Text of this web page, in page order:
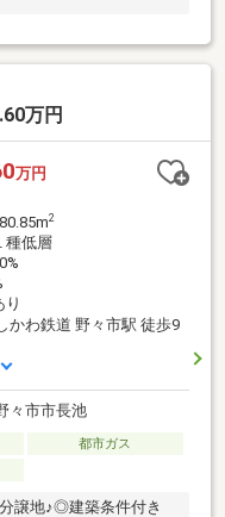
万円
万円
2
種低層
かわ鉄道 野々市駅 徒歩9
々市市長池
都市ガス
譲地♪◎建築条件付き